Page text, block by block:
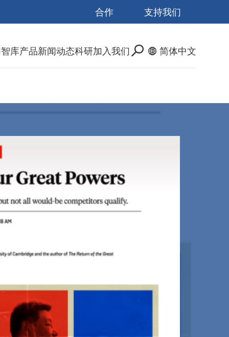
合作 支持我们
智库产品新闻动态科研加入我们 简体中文